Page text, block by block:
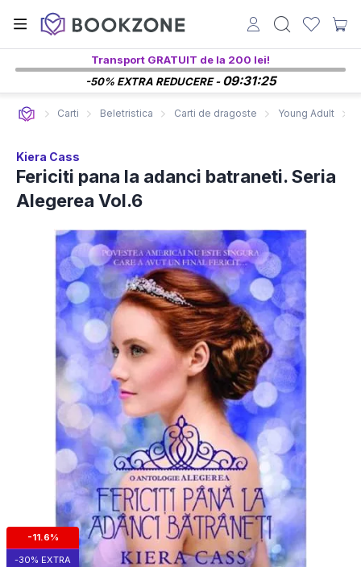
Transport GRATUIT de la 200 lei!
-50% EXTRA REDUCERE -09:31:24
Carti Beletristica Carti de dragoste Young Adult
Kiera Cass
Fericiti pana la adanci batraneti. Seria
Alegerea Vol.6
-11.6%
-30% EXTRA